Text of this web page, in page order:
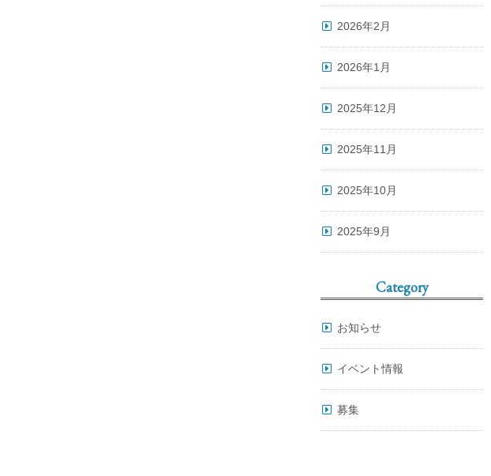
2026年2月
2026年1月
2025年12月
2025年11月
2025年10月
2025年9月
Category
お知らせ
イベント情報
募集